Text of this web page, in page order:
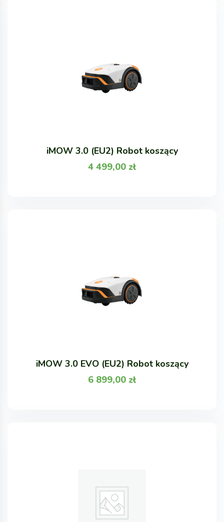
iMOW 3.0 (EU2) Robot koszący
4 499,00 zł
iMOW 3.0 EVO (EU2) Robot koszący
6 899,00 zł